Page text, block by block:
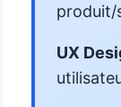
produit/
UX